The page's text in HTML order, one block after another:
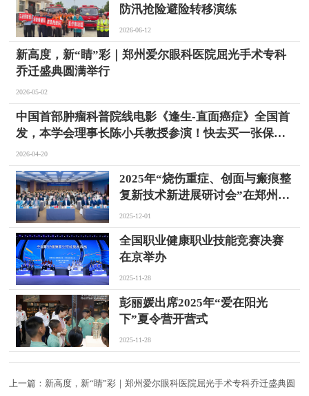
防汛抢险避险转移演练
2026-06-12
新高度，新“睛”彩｜郑州爱尔眼科医院屈光手术专科
乔迁盛典圆满举行
2026-05-02
中国首部肿瘤科普院线电影《逢生-直面癌症》全国首
发，本学会理事长陈小兵教授参演！快去买一张保你
健康的科普电影票
2026-04-20
2025年“烧伤重症、创面与瘢痕整
复新技术新进展研讨会”在郑州成
功举办
2025-12-01
全国职业健康职业技能竞赛决赛
在京举办
2025-11-28
彭丽媛出席2025年“爱在阳光
下”夏令营开营式
2025-11-28
上一篇： 新高度，新“睛”彩｜郑州爱尔眼科医院屈光手术专科乔迁盛典圆